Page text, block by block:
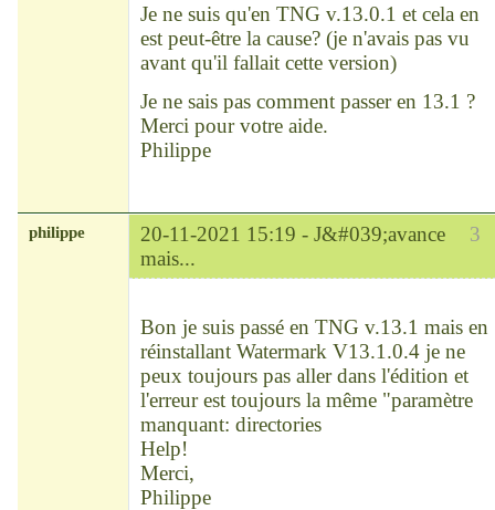
Je ne suis qu'en TNG v.13.0.1 et cela en
est peut-être la cause? (je n'avais pas vu
avant qu'il fallait cette version)
Je ne sais pas comment passer en 13.1 ?
Merci pour votre aide.
Philippe
3
philippe 20-11-2021 15:19 - J&#039;avance
mais...
Bon je suis passé en TNG v.13.1 mais en
réinstallant Watermark V13.1.0.4 je ne
peux toujours pas aller dans l'édition et
l'erreur est toujours la même "paramètre
manquant: directories
Help!
Merci,
Philippe